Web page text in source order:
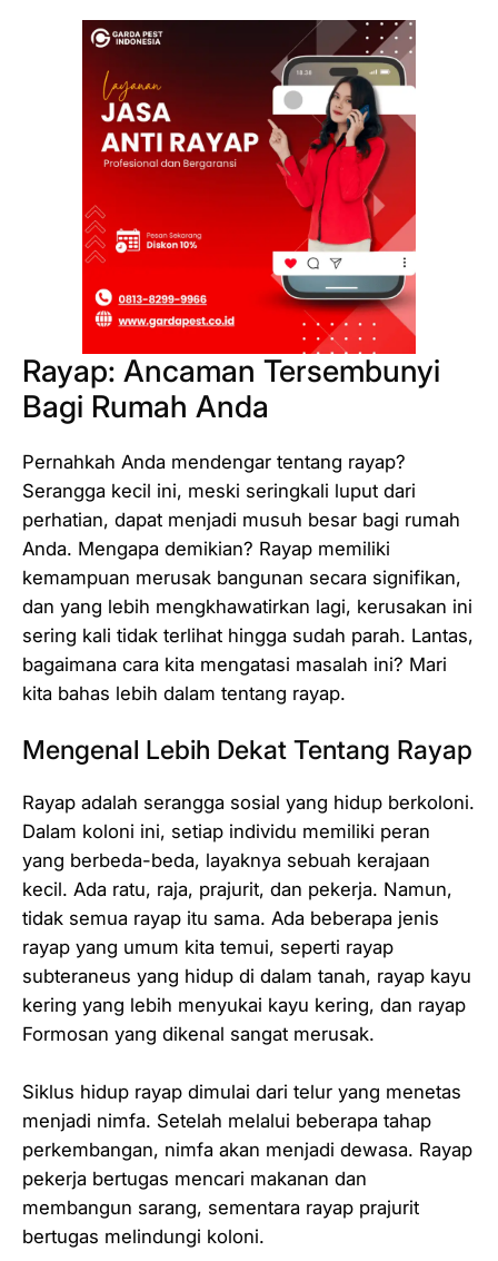
Rayap: Ancaman Tersembunyi
Bagi Rumah Anda
Pernahkah Anda mendengar tentang rayap?
Serangga kecil ini, meski seringkali luput dari
perhatian, dapat menjadi musuh besar bagi rumah
Anda. Mengapa demikian? Rayap memiliki
kemampuan merusak bangunan secara signifikan,
dan yang lebih mengkhawatirkan lagi, kerusakan ini
sering kali tidak terlihat hingga sudah parah. Lantas,
bagaimana cara kita mengatasi masalah ini? Mari
kita bahas lebih dalam tentang rayap.
Mengenal Lebih Dekat Tentang Rayap
Rayap adalah serangga sosial yang hidup berkoloni.
Dalam koloni ini, setiap individu memiliki peran
yang berbeda-beda, layaknya sebuah kerajaan
kecil. Ada ratu, raja, prajurit, dan pekerja. Namun,
tidak semua rayap itu sama. Ada beberapa jenis
rayap yang umum kita temui, seperti rayap
subteraneus yang hidup di dalam tanah, rayap kayu
kering yang lebih menyukai kayu kering, dan rayap
Formosan yang dikenal sangat merusak.
Siklus hidup rayap dimulai dari telur yang menetas
menjadi nimfa. Setelah melalui beberapa tahap
perkembangan, nimfa akan menjadi dewasa. Rayap
pekerja bertugas mencari makanan dan
membangun sarang, sementara rayap prajurit
bertugas melindungi koloni.